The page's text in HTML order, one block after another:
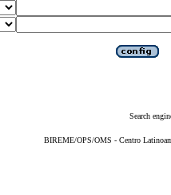
Search
BIREME/OPS/OMS - Centro